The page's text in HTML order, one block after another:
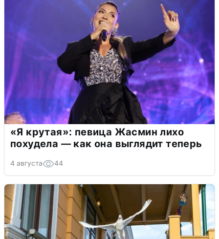
«Я крутая»: певица Жасмин лихо
похудела — как она выглядит теперь
4 августа 44